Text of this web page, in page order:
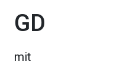
GD
mit